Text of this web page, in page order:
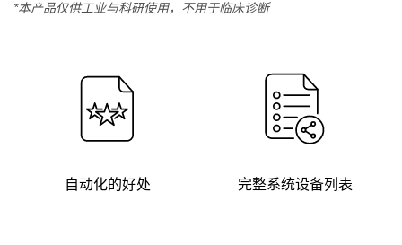
*本产品仅供工业与科研使用，不用于临床诊断
自动化的好处 完整系统设备列表